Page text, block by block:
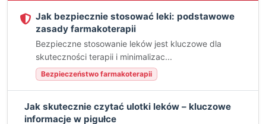
Jak bezpiecznie stosować leki: podstawowe
zasady farmakoterapii
Bezpieczne stosowanie leków jest kluczowe dla
skuteczności terapii i minimalizac...
Bezpieczeństwo farmakoterapii
Jak skutecznie czytać ulotki leków – kluczowe
informacje w pigułce